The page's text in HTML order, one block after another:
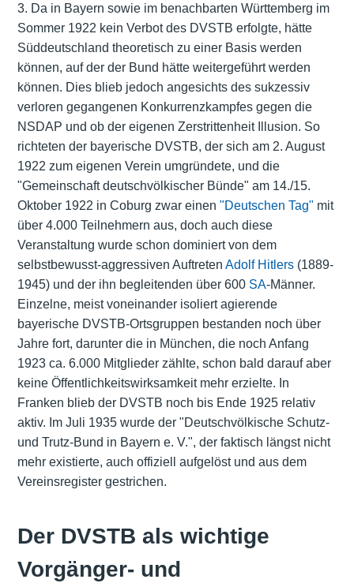
3. Da in Bayern sowie im benachbarten Württemberg im
Sommer 1922 kein Verbot des DVSTB erfolgte, hätte
Süddeutschland theoretisch zu einer Basis werden
können, auf der der Bund hätte weitergeführt werden
können. Dies blieb jedoch angesichts des sukzessiv
verloren gegangenen Konkurrenzkampfes gegen die
NSDAP und ob der eigenen Zerstrittenheit Illusion. So
richteten der bayerische DVSTB, der sich am 2. August
1922 zum eigenen Verein umgründete, und die
"Gemeinschaft deutschvölkischer Bünde" am 14./15.
Oktober 1922 in Coburg zwar einen "Deutschen Tag" mit
über 4.000 Teilnehmern aus, doch auch diese
Veranstaltung wurde schon dominiert von dem
selbstbewusst-aggressiven Auftreten Adolf Hitlers(1889-
1945) und der ihn begleitenden über 600 SA-Männer.
Einzelne, meist voneinander isoliert agierende
bayerische DVSTB-Ortsgruppen bestanden noch über
Jahre fort, darunter die in München, die noch Anfang
1923 ca. 6.000 Mitglieder zählte, schon bald darauf aber
keine Öffentlichkeitswirksamkeit mehr erzielte. In
Franken blieb der DVSTB noch bis Ende 1925 relativ
aktiv. Im Juli 1935 wurde der "Deutschvölkische Schutz-
und Trutz-Bund in Bayern e. V.", der faktisch längst nicht
mehr existierte, auch offiziell aufgelöst und aus dem
Vereinsregister gestrichen.
Der DVSTB als wichtige
Vorgänger- und